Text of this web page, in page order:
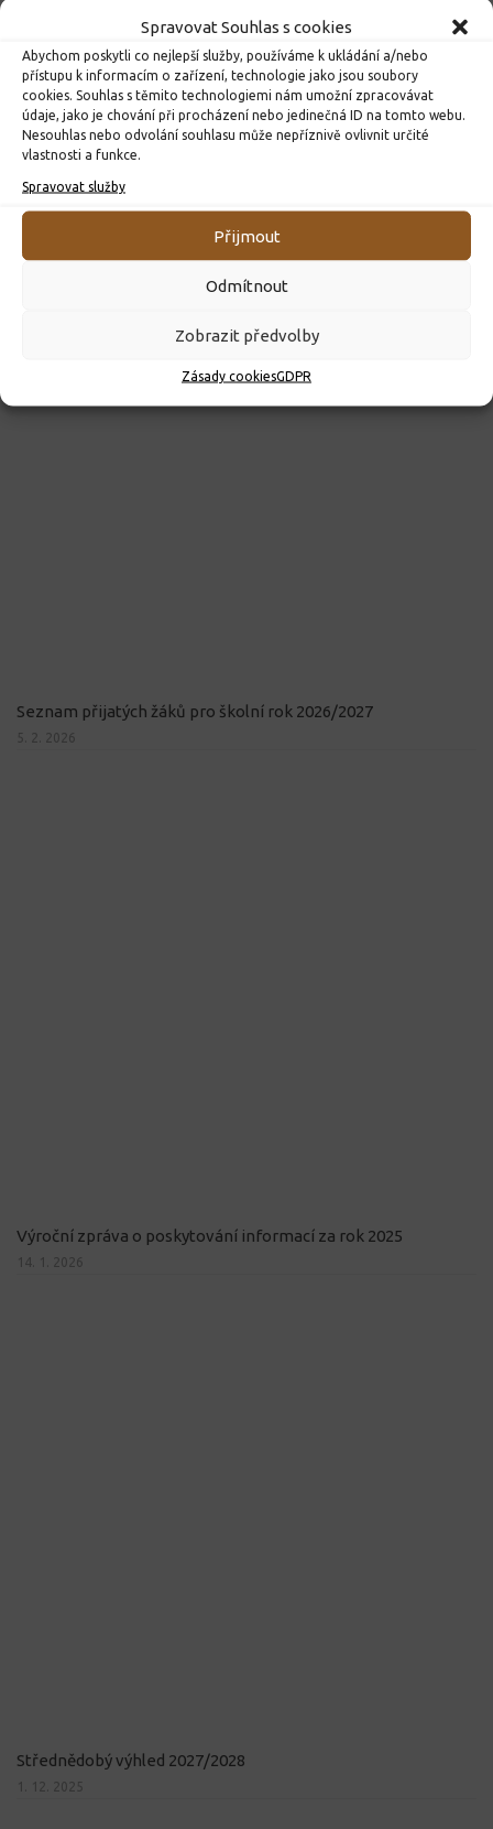
Spravovat Souhlas s cookies
Abychom poskytli co nejlepší služby, používáme k ukládání a/nebo
přístupu k informacím o zařízení, technologie jako jsou soubory
cookies. Souhlas s těmito technologiemi nám umožní zpracovávat
údaje, jako je chování při procházení nebo jedinečná ID na tomto webu.
Nesouhlas nebo odvolání souhlasu může nepříznivě ovlivnit určité
vlastnosti a funkce.
Spravovat služby
Přijmout
Odmítnout
Zobrazit předvolby
Zásady cookiesGDPR
ROZHODNUTÍ O PŘIJETÍ K PŘEDŠKOLNÍMU VZDĚLÁVÁNÍ
PRO ROK 2026
10. 4. 2026
Seznam přijatých žáků pro školní rok 2026/2027
5. 2. 2026
Výroční zpráva o poskytování informací za rok 2025
14. 1. 2026
Střednědobý výhled 2027/2028
1. 12. 2025